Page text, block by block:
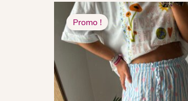
Promo !
Le
prix
initial
était :
26,00 €.
Le
prix
actuel
est :
20,80 €.